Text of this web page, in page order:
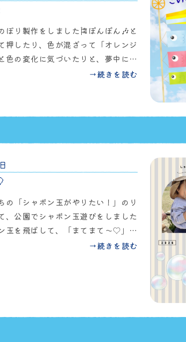
ぼり製作をしました🎏ぽんぽん🎶と
押したり、色が混ざって「オレンジ
色の変化に気づいたりと、夢中にな
もたちでした🌈完成したこいのぼり
ください👀
→続きを読む
の「シャボン玉がやりたい！」のリ
、公園でシャボン玉遊びをしました
玉を飛ばして、「まてまて〜♡」と
がら楽しみました✨保育園の様子を
→続きを読む